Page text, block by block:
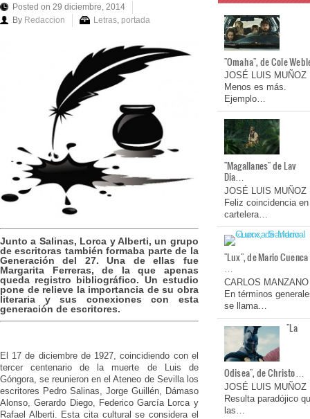
Posted on 29 diciembre, 2014
By Redaccion Letras portada
Junto a Salinas, Lorca y Alberti, un grupo
de escritoras también formaba parte de la
Generación del 27. Una de ellas fue
Margarita Ferreras, de la que apenas
queda registro bibliográfico. Un estudio
pone de relieve la importancia de su obra
literaria y sus conexiones con esta
generación de escritores.
El 17 de diciembre de 1927, coincidiendo con el
tercer centenario de la muerte de Luis de
Góngora, se reunieron en el Ateneo de Sevilla los
escritores Pedro Salinas, Jorge Guillén, Dámaso
Alonso, Gerardo Diego, Federico García Lorca y
Rafael Alberti. Esta cita cultural se considera el
"Omaha", de Cole
JOSÉ LUIS MUÑOZ
Menos es más.
Ejemplo…
"Magallanes" de Lav
Dia…
JOSÉ LUIS MUÑOZ
Feliz coincidencia en
cartelera…
"Lux", de Mario Cuenca
…
CARLOS MANZANO
En términos
se llama…
"La
Odisea", de Christo…
JOSÉ LUIS MUÑOZ
Resulta paradójico
las…